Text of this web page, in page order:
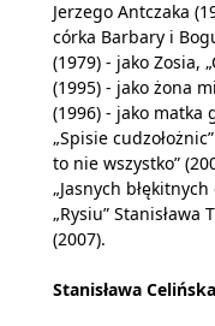
Jerzego Antczaka
córka Barbary i
(1979) - jako Zosia,
(1995) - jako żona
(1996) - jako matka
„Spisie
to nie wszystko”
„Jasnych
„Rysiu” Stanisława
(2007).
Stanisława